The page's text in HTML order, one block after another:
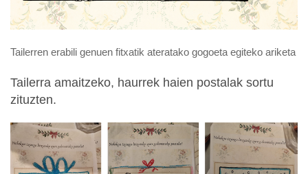
Tailerren erabili genuen fitxatik ateratako gogoeta egiteko ariketa
Tailerra amaitzeko, haurrek haien postalak sortu
zituzten.